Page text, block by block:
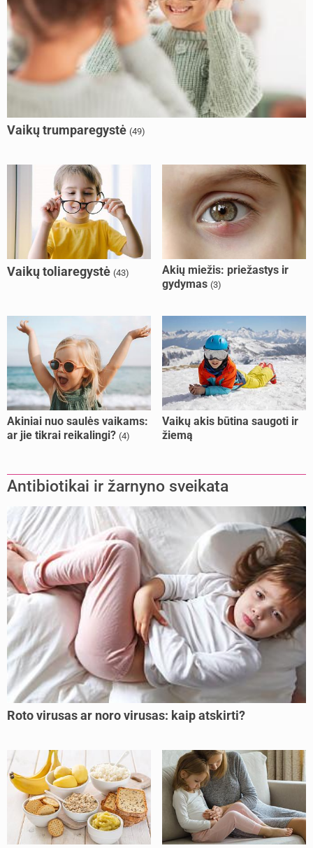
Vaikų trumparegystė (49)
Vaikų toliaregystė (43)
Akių miežis: priežastys ir
gydymas (3)
Akiniai nuo saulės vaikams:
ar jie tikrai reikalingi? (4)
Vaikų akis būtina saugoti ir
žiemą
Antibiotikai ir žarnyno sveikata
Roto virusas ar noro virusas: kaip atskirti?